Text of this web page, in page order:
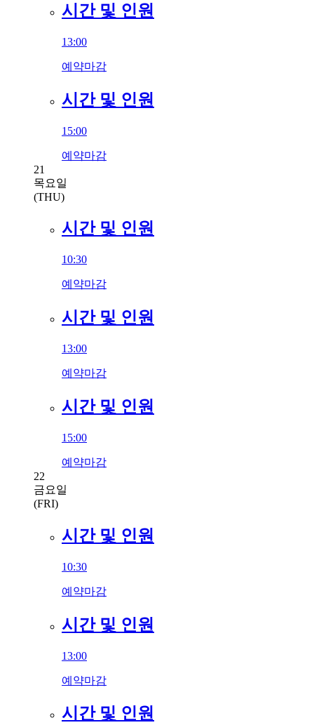
시간 및 인원
13:00
예약마감
시간 및 인원
15:00
예약마감
21
목요일
(THU)
시간 및 인원
10:30
예약마감
시간 및 인원
13:00
예약마감
시간 및 인원
15:00
예약마감
22
금요일
(FRI)
시간 및 인원
10:30
예약마감
시간 및 인원
13:00
예약마감
시간 및 인원